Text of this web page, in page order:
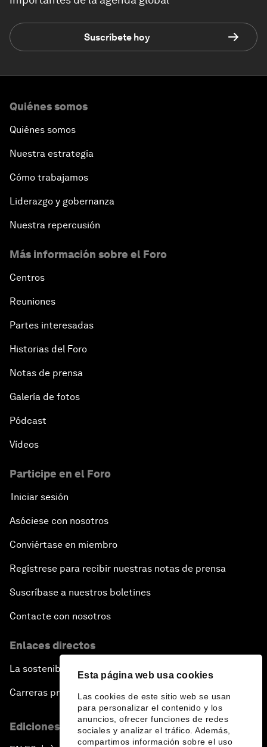
Esta página web usa cookies
Las cookies de este sitio web se usan
para personalizar el contenido y los
anuncios, ofrecer funciones de redes
sociales y analizar el tráfico. Además,
compartimos información sobre el uso
Suscríbete hoy
Quiénes somos
Quiénes somos
Nuestra estrategia
Cómo trabajamos
Liderazgo y gobernanza
Nuestra repercusión
Más información sobre el Foro
Centros
Reuniones
Partes interesadas
Historias del Foro
Notas de prensa
Galería de fotos
Pódcast
Vídeos
Participe en el Foro
Iniciar sesión
Asóciese con nosotros
Conviértase en miembro
Regístrese para recibir nuestras notas de prensa
Suscríbase a nuestros boletines
Contacte con nosotros
Enlaces directos
La sostenibilidad en el Foro
Carreras profesionales
Ediciones en otros idiomas